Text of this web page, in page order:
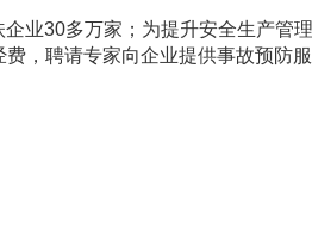
业30多万家；为提升安全生产管
，聘请专家向企业提供事故预防服